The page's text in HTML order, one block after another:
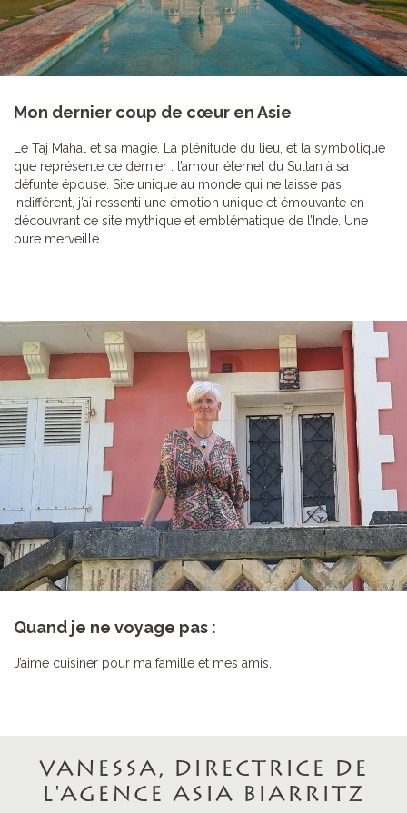
Mon dernier coup de cœur en Asie
Le Taj Mahal et sa magie. La plénitude du lieu, et la symbolique
que représente ce dernier : l’amour éternel du Sultan à sa
défunte épouse. Site unique au monde qui ne laisse pas
indifférent, j’ai ressenti une émotion unique et émouvante en
découvrant ce site mythique et emblématique de l’Inde. Une
pure merveille !
Quand je ne voyage pas :
J’aime cuisiner pour ma famille et mes amis.
VANESSA, DIRECTRICE DE
L'AGENCE ASIA BIARRITZ